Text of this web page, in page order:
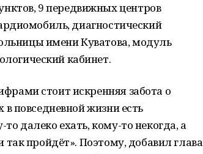
9 передвижных центров
диагностический
имени Куватова, модуль
кабинет.
стоит искренняя забота о
в повседневной жизни есть
далеко ехать, кому-то некогда, а
так пройдёт». Поэтому, добавил глава